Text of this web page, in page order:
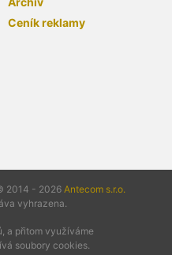
Ceník reklamy
2014 - 2026 Antecom s.r.o.
vyhrazena.
a přitom využíváme
soubory cookies.